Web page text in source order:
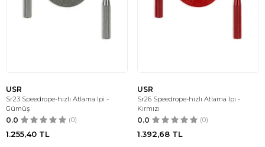
USR
Sr23 Speedrope-hızlı Atlama Ipi -
Gümüş
0.0 (0)
1.255,40 TL
USR
Sr26 Speedrope-hızlı Atlama Ipi -
Kırmızı
0.0 (0)
1.392,68 TL